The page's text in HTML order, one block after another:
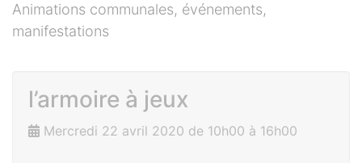
Animations communales, événements,
manifestations
l’armoire à jeux
Mercredi 22 avril 2020 de 10h00 à 16h00